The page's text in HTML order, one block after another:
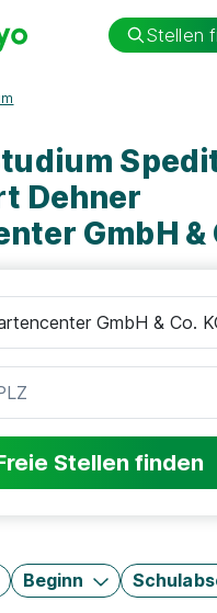
Stellen
Dehner
GmbH &
Stellen finden
Beginn